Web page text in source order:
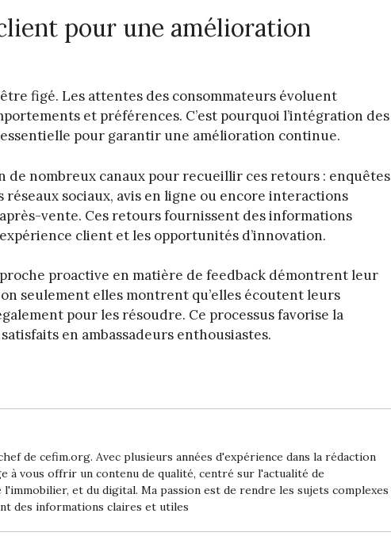
pour une amélioration
figé. Les attentes des consommateurs évoluent
et préférences. C’est pourquoi l’intégration des
pour garantir une amélioration continue.
de nombreux canaux pour recueillir ces retours : enquêtes
sociaux, avis en ligne ou encore interactions
vente. Ces retours fournissent des informations
client et les opportunités d’innovation.
proactive en matière de feedback démontrent leur
seulement elles montrent qu’elles écoutent leurs
pour les résoudre. Ce processus favorise la
en ambassadeurs enthousiastes.
de cefim.org. Avec plusieurs années d'expérience dans la rédaction
à vous offrir un contenu de qualité, centré sur l'actualité de
et du digital. Ma passion est de rendre les sujets complexes
des informations claires et utiles